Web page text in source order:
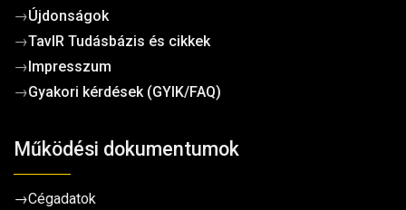
→Újdonságok
→TavIR Tudásbázis és cikkek
→Impresszum
→Gyakori kérdések (GYIK/FAQ)
Működési dokumentumok
→Cégadatok